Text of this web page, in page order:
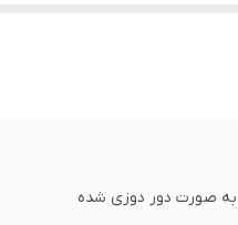
صورت دور دوزی شده